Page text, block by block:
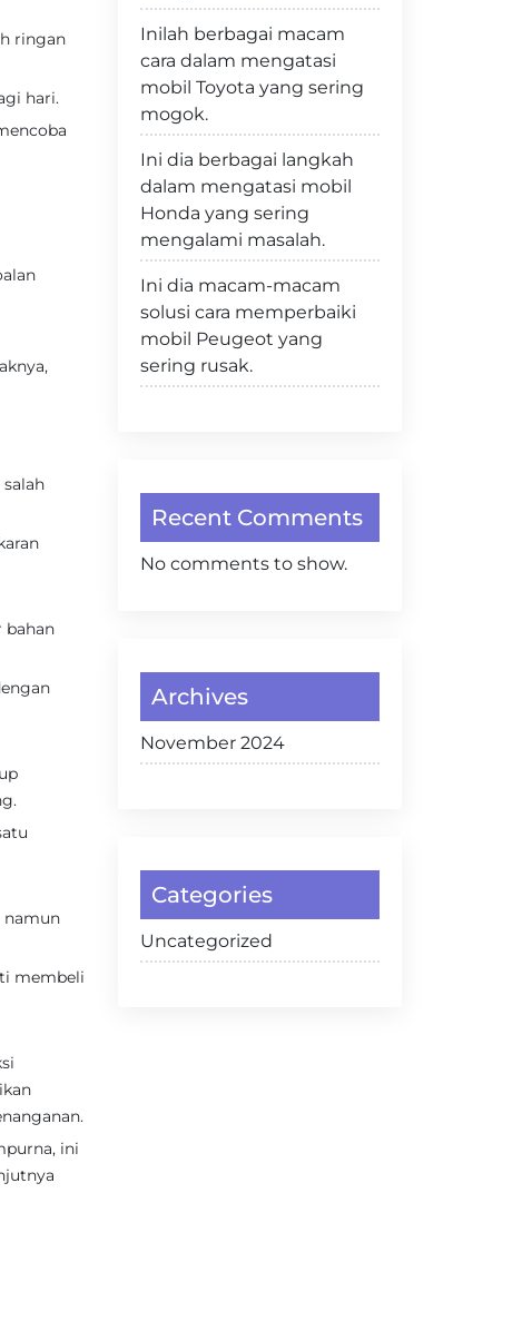
ringan
hari.
bahan
namun
membeli
ini
Inilah berbagai macam
cara dalam mengatasi
mobil Toyota yang sering
mogok.
Ini dia berbagai langkah
dalam mengatasi mobil
Honda yang sering
mengalami masalah.
Ini dia macam-macam
solusi cara memperbaiki
mobil Peugeot yang
sering rusak.
Recent Comments
No comments to show.
Archives
November 2024
Categories
Uncategorized